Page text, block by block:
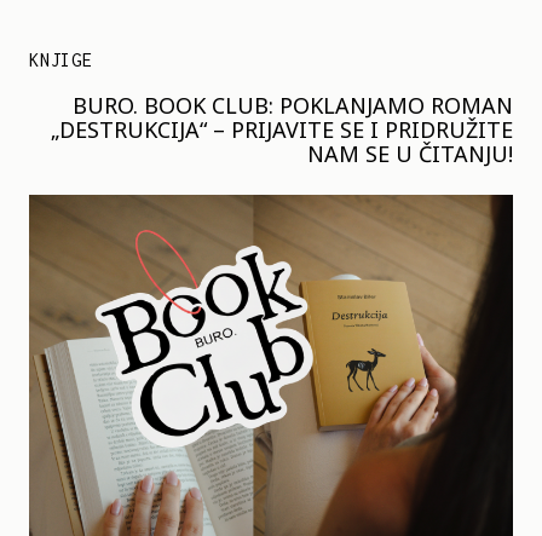
KNJIGE
BURO. BOOK CLUB: POKLANJAMO ROMAN
„DESTRUKCIJA“ – PRIJAVITE SE I PRIDRUŽITE
NAM SE U ČITANJU!